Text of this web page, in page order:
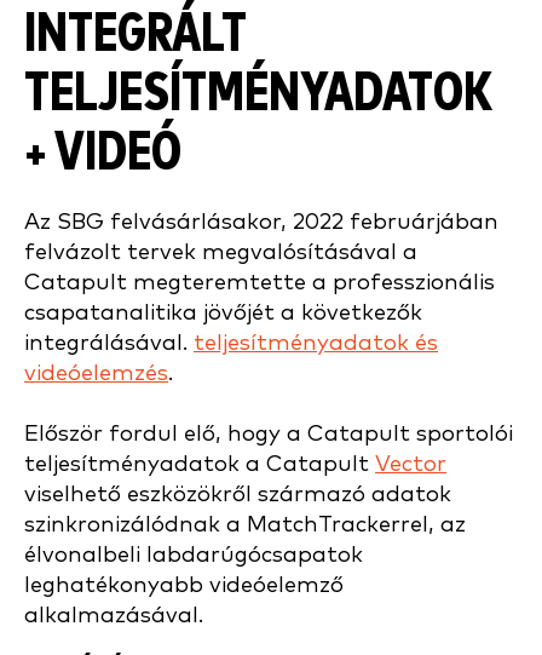
INTEGRÁLT
TELJESÍTMÉNYADATOK
+ VIDEÓ
Az SBG felvásárlásakor, 2022 februárjában
felvázolt tervek megvalósításával a
Catapult megteremtette a professzionális
csapatanalitika jövőjét a következők
integrálásával. teljesítményadatok és
videóelemzés.
Először fordul elő, hogy a Catapult sportolói
teljesítményadatok a Catapult Vector
viselhető eszközökről származó adatok
szinkronizálódnak a MatchTrackerrel, az
élvonalbeli labdarúgócsapatok
leghatékonyabb videóelemző
alkalmazásával.